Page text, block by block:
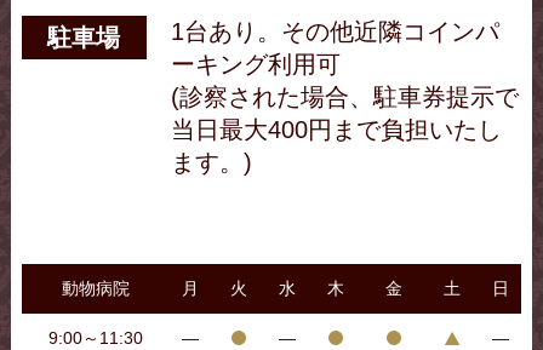
＊当院では獣医師を募集しています。
2日午前診療（９時～１１時３０分）
5日午前診療（９時～１１時３０分）
✩スポットタイプ
月一回、背中に垂らすだけなので簡単です。
フィラリア予防もノミ＆マダニ駆除、お腹の
虫の駆除もできるオールインワンのものや、
ノミ＆マダニ予防だけのタイプもあります。
【予防は生後いつから？】
によって予防薬の量も変わりますので、体重
の変動がある成長期などは毎月体重測定して
から予防薬をもらいましょう。
駐車場
1台あり。その他近隣コインパ
ーキング利用可
(診察された場合、駐車券提示で
当日最大400円まで負担いたし
ます。)
動物病院 月 火 水 木 金 土 日
9:00～11:30 ― ― ―